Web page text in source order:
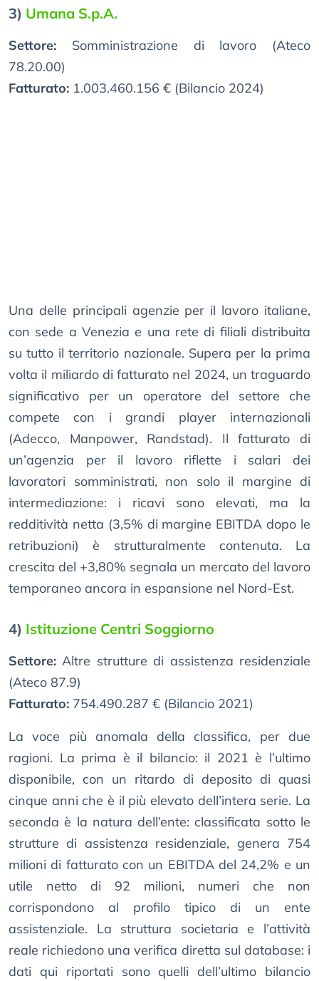
3) Umana S.p.A.
Settore: Somministrazione di lavoro (Ateco
78.20.00)
Fatturato: 1.003.460.156 € (Bilancio 2024)
Una delle principali agenzie per il lavoro italiane,
con sede a Venezia e una rete di filiali distribuita
su tutto il territorio nazionale. Supera per la prima
volta il miliardo di fatturato nel 2024, un traguardo
significativo per un operatore del settore che
compete con i grandi player internazionali
(Adecco, Manpower, Randstad). Il fatturato di
un’agenzia per il lavoro riflette i salari dei
lavoratori somministrati, non solo il margine di
intermediazione: i ricavi sono elevati, ma la
redditività netta (3,5% di margine EBITDA dopo le
retribuzioni) è strutturalmente contenuta. La
crescita del +3,80% segnala un mercato del lavoro
temporaneo ancora in espansione nel Nord-Est.
4) Istituzione Centri Soggiorno
Settore: Altre strutture di assistenza residenziale
(Ateco 87.9)
Fatturato: 754.490.287 € (Bilancio 2021)
La voce più anomala della classifica, per due
ragioni. La prima è il bilancio: il 2021 è l’ultimo
disponibile, con un ritardo di deposito di quasi
cinque anni che è il più elevato dell’intera serie. La
seconda è la natura dell’ente: classificata sotto le
strutture di assistenza residenziale, genera 754
milioni di fatturato con un EBITDA del 24,2% e un
utile netto di 92 milioni, numeri che non
corrispondono al profilo tipico di un ente
assistenziale. La struttura societaria e l’attività
reale richiedono una verifica diretta sul database: i
dati qui riportati sono quelli dell’ultimo bilancio